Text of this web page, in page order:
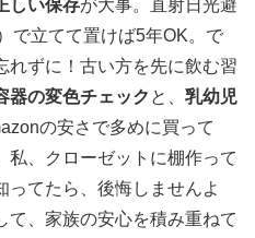
しい保存が大事。直射日光避
で立てて置けば5年OK。で
れずに！古い方を先に飲む習
器の変色チェック と、 乳幼児
の安さで多めに買って
、クローゼットに棚作って
ってたら、後悔しませんよ
て、家族の安心を積み重ねて